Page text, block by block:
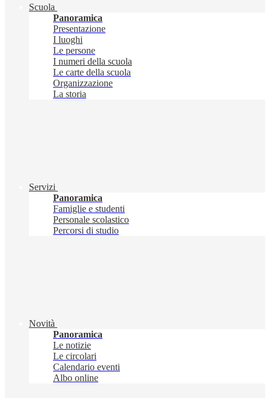
Scuola
Panoramica
Presentazione
I luoghi
Le persone
I numeri della scuola
Le carte della scuola
Organizzazione
La storia
Servizi
Panoramica
Famiglie e studenti
Personale scolastico
Percorsi di studio
Novità
Panoramica
Le notizie
Le circolari
Calendario eventi
Albo online